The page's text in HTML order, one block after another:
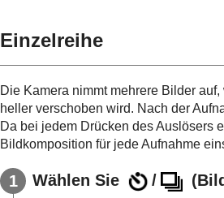
Einzelreihe
Die Kamera nimmt mehrere Bilder
heller verschoben wird. Nach der
Da bei jedem Drücken des Auslösers
Bildkomposition für jede Aufnahme
Wählen Sie / (